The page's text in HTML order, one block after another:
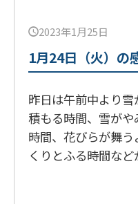
2023年1月25日
1月24日（火）の
昨日は午前中より
積もる時間、雪が
時間、花びらが舞
くりとふる時間な